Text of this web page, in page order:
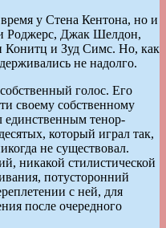
у Стена Кентона, но и
Джак Шелдон,
и Зуд Симс. Но, как
не надолго.
голос. Его
своему собственному
единственным тенор-
который играл так,
не существовал.
никакой стилистической
потусторонний
с ней, для
после очередного